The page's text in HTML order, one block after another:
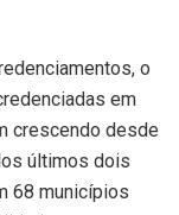
o
em
crescendo desde
últimos dois
68 municípios